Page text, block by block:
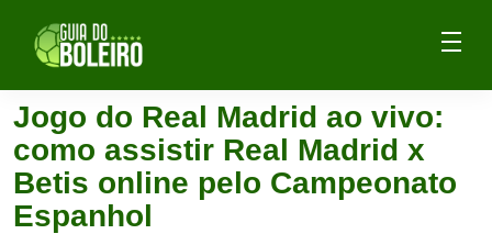
Jogo do Real Madrid ao vivo:
como assistir Real Madrid x
Betis online pelo Campeonato
Espanhol